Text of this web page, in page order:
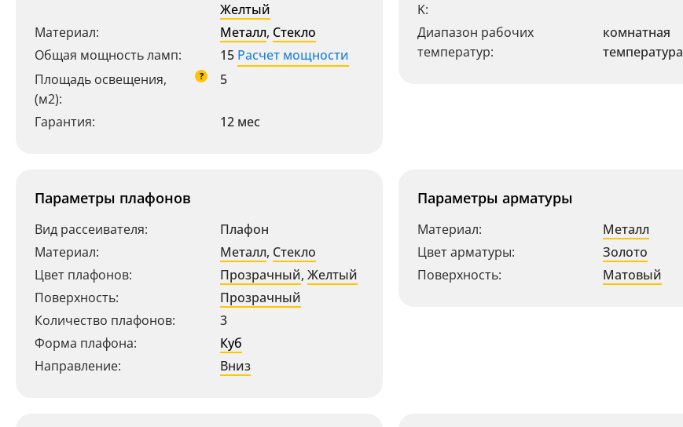
Желтый
Материал:
Металл, Стекло
Общая мощность ламп:
15 Расчет мощности
Площадь освещения,
(м2):
? 5
Гарантия: 12 мес
K:
Диапазон рабочих
температур:
комнатная
температура
Параметры плафонов
Вид рассеивателя:
Плафон
Материал:
Металл, Стекло
Цвет плафонов:
Прозрачный, Желтый
Поверхность:
Прозрачный
Количество плафонов:
3
Форма плафона:
Куб
Направление:
Вниз
Параметры арматуры
Материал:
Металл
Цвет арматуры:
Золото
Поверхность:
Матовый